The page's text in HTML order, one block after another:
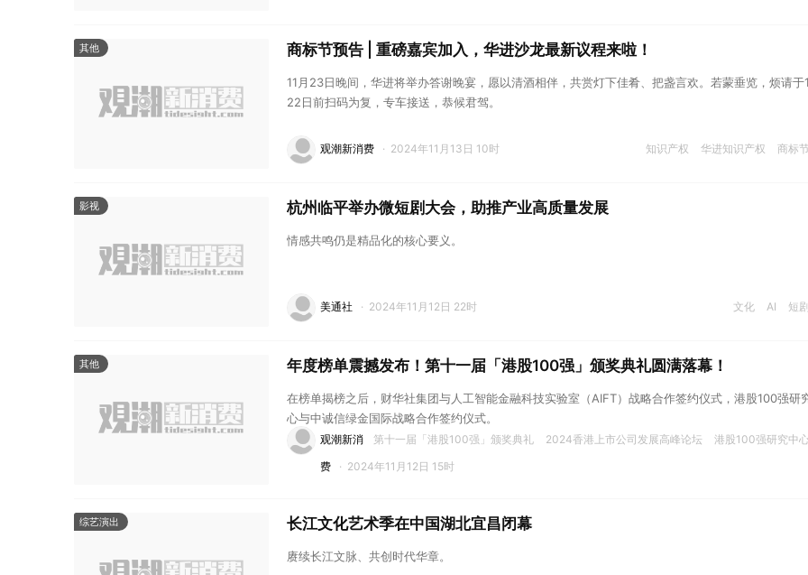
其他 商标节预告 | 重磅嘉宾加入，华进沙龙最新议程来啦！
11月23日晚间，华进将举办答谢晚宴，愿以清酒相伴，共赏灯下佳肴、把盏言欢。若蒙垂览，烦请于
22日前扫码为复，专车接送，恭候君驾。
知识产权 华进知识产权 商标节
观潮新消费 · 2024年11月13日 10时
影视 杭州临平举办微短剧大会，助推产业高质量发展
情感共鸣仍是精品化的核心要义。
文化 AI 短剧
美通社 · 2024年11月12日 22时
其他 年度榜单震撼发布！第十一届「港股100强」颁奖典礼圆满落幕！
在榜单揭榜之后，财华社集团与人工智能金融科技实验室（AIFT）战略合作签约仪式，港股100强研
心与中诚信绿金国际战略合作签约仪式。
第十一届「港股100强」颁奖典礼 2024香港上市公司发展高峰论坛 港股100强研究中
观潮新消
费
· 2024年11月12日 15时
综艺演出 长江文化艺术季在中国湖北宜昌闭幕
赓续长江文脉、共创时代华章。